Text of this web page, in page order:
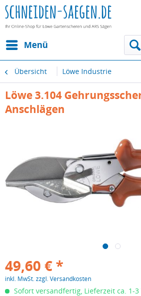
Menü
Übersicht Löwe Industrie
Löwe 3.104
Anschlägen
49,60 € *
inkl. MwSt.zzgl. Versandkosten
Sofort versandfertig, Lieferzeit ca. 1-3